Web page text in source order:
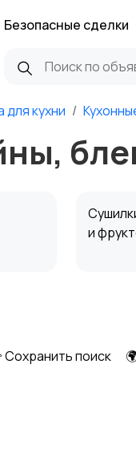
Безопасные сделки
для кухни
и
Сохранить поиск